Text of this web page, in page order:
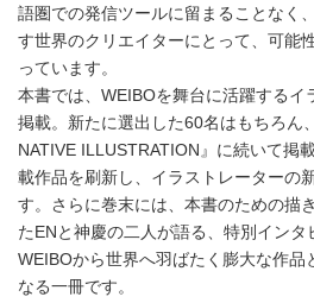
語圏での発信ツールに留まることなく
す世界のクリエイターにとって、可能
っています。
本書では、WEIBOを舞台に活躍するイ
掲載。新たに選出した60名はもちろん
NATIVE ILLUSTRATION』に続いて掲
載作品を刷新し、イラストレーターの
す。さらに巻末には、本書のための描
たENと神慶の二人が語る、特別インタ
WEIBOから世界へ羽ばたく膨大な作品
なる一冊です。